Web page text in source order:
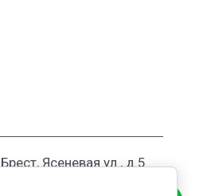
Ясеневая ул., д.5